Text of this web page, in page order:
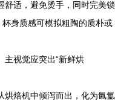
舒适，避免烫手，同时完美锁
身质感可模拟粗陶的质朴或
主视觉应突出“新鲜烘
焙机中倾泻而出，化为氤氲